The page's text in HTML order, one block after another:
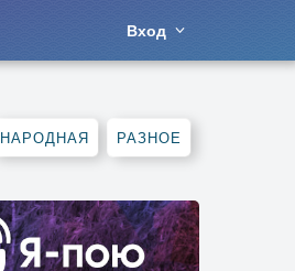
Вход
НАРОДНАЯ РАЗНОЕ